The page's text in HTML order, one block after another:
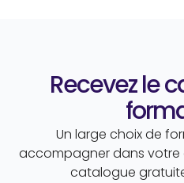
Recevez le
Un large choix de
accompagner dans votre
catalogue